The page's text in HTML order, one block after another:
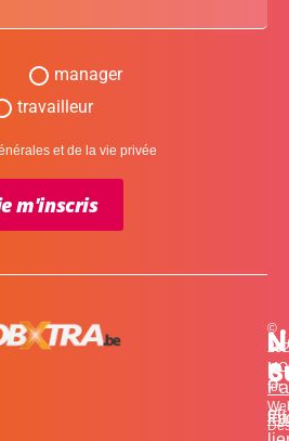
et
©
for
manager
travailleur
et de la vie privée
m'inscris